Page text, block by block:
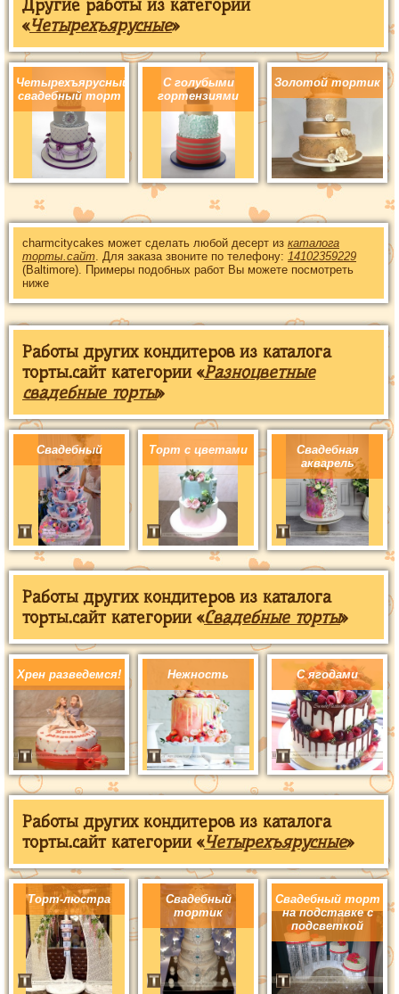
Другие работы из категории
«Четырехъярусные»
Четырехъярусный
свадебный торт
С голубыми
гортензиями
Золотой тортик
charmcitycakes может сделать любой десерт из каталога
торты.сайт. Для заказа звоните по телефону: 14102359229
(Baltimore). Примеры подобных работ Вы можете посмотреть
ниже
Работы других кондитеров из каталога
торты.сайт категории «Разноцветные
свадебные торты»
Свадебный Торт с цветами
Свадебная
акварель
Работы других кондитеров из каталога
торты.сайт категории «Свадебные торты»
Хрен разведемся! Нежность С ягодами
Работы других кондитеров из каталога
торты.сайт категории «Четырехъярусные»
Торт-люстра
Свадебный
тортик
Свадебный торт
на подставке с
подсветкой